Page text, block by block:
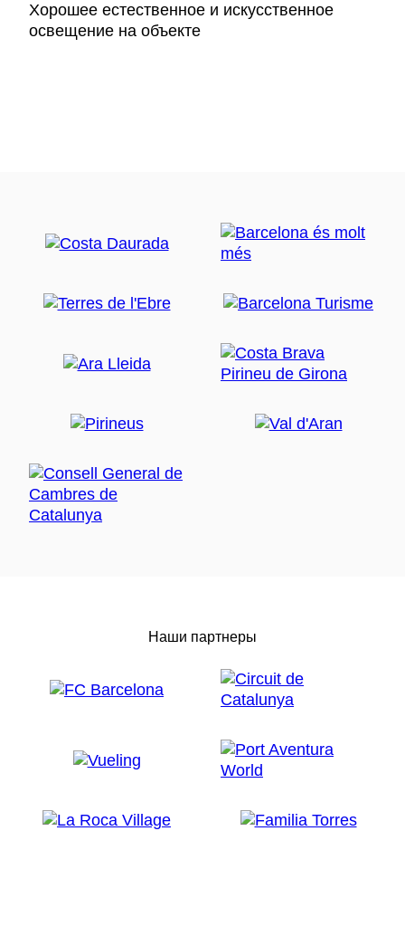
Хорошее естественное и искусственное
освещение на объекте
Наши партнеры